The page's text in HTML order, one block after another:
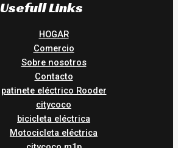
Usefull Links
HOGAR
Comercio
Sobre nosotros
Contacto
patinete eléctrico Rooder
citycoco
bicicleta eléctrica
Motocicleta eléctrica